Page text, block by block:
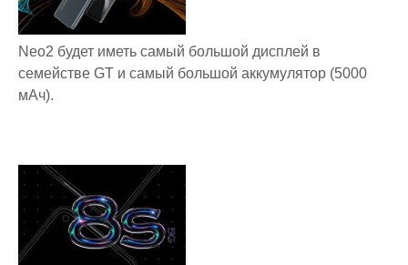
Neo2 будет иметь самый большой дисплей в
семействе GT и самый большой аккумулятор (5000
мАч).